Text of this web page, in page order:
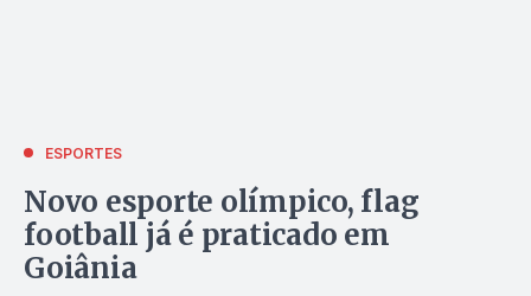
ESPORTES
Novo esporte olímpico, flag
football já é praticado em
Goiânia